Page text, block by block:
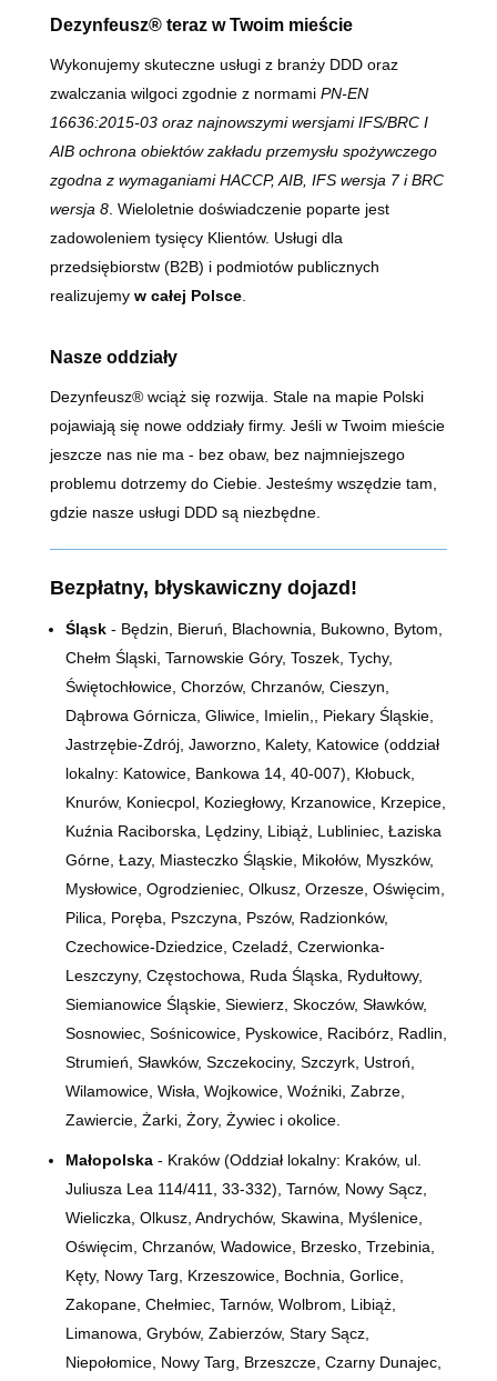
Dezynfeusz® teraz w Twoim mieście
Wykonujemy skuteczne usługi z branży DDD oraz
zwalczania wilgoci zgodnie z normami PN-EN
16636:2015-03 oraz najnowszymi wersjami IFS/BRC I
AIB ochrona obiektów zakładu przemysłu spożywczego
zgodna z wymaganiami HACCP, AIB, IFS wersja 7 i BRC
wersja 8. Wieloletnie doświadczenie poparte jest
zadowoleniem tysięcy Klientów. Usługi dla
przedsiębiorstw (B2B) i podmiotów publicznych
realizujemy w całej Polsce.
Nasze oddziały
Dezynfeusz® wciąż się rozwija. Stale na mapie Polski
pojawiają się nowe oddziały firmy. Jeśli w Twoim mieście
jeszcze nas nie ma - bez obaw, bez najmniejszego
problemu dotrzemy do Ciebie. Jesteśmy wszędzie tam,
gdzie nasze usługi DDD są niezbędne.
Bezpłatny, błyskawiczny dojazd!
Śląsk- Będzin, Bieruń, Blachownia, Bukowno, Bytom,
Chełm Śląski, Tarnowskie Góry, Toszek, Tychy,
Świętochłowice, Chorzów, Chrzanów, Cieszyn,
Dąbrowa Górnicza, Gliwice, Imielin,, Piekary Śląskie,
Jastrzębie-Zdrój, Jaworzno, Kalety, Katowice (oddział
lokalny: Katowice, Bankowa 14, 40-007), Kłobuck,
Knurów, Koniecpol, Koziegłowy, Krzanowice, Krzepice,
Kuźnia Raciborska, Lędziny, Libiąż, Lubliniec, Łaziska
Górne, Łazy, Miasteczko Śląskie, Mikołów, Myszków,
Mysłowice, Ogrodzieniec, Olkusz, Orzesze, Oświęcim,
Pilica, Poręba, Pszczyna, Pszów, Radzionków,
Czechowice-Dziedzice, Czeladź, Czerwionka-
Leszczyny, Częstochowa, Ruda Śląska, Rydułtowy,
Siemianowice Śląskie, Siewierz, Skoczów, Sławków,
Sosnowiec, Sośnicowice, Pyskowice, Racibórz, Radlin,
Strumień, Sławków, Szczekociny, Szczyrk, Ustroń,
Wilamowice, Wisła, Wojkowice, Woźniki, Zabrze,
Zawiercie, Żarki, Żory, Żywiec i okolice.
Małopolska- Kraków (Oddział lokalny: Kraków, ul.
Juliusza Lea 114/411, 33-332), Tarnów, Nowy Sącz,
Wieliczka, Olkusz, Andrychów, Skawina, Myślenice,
Oświęcim, Chrzanów, Wadowice, Brzesko, Trzebinia,
Kęty, Nowy Targ, Krzeszowice, Bochnia, Gorlice,
Zakopane, Chełmiec, Tarnów, Wolbrom, Libiąż,
Limanowa, Grybów, Zabierzów, Stary Sącz,
Niepołomice, Nowy Targ, Brzeszcze, Czarny Dunajec,